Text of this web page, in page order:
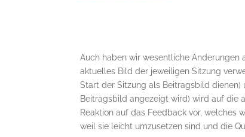
Auch haben wir wesentliche
aktuelles Bild der jeweiligen Sitzung
Start der Sitzung als Beitragsbild
Beitragsbild angezeigt wird) wird auf die
Reaktion auf das Feedback vor, welches
weil sie leicht umzusetzen sind und die